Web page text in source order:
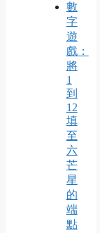
數
字
遊
戲：
將
1
到
12
填
至
六
芒
星
的
端
點